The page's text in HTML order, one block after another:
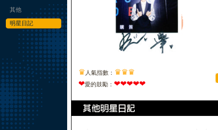
其他
明星日記
♛ 人氣指數： ♛♛♛
❤愛的鼓勵： ❤❤❤❤❤